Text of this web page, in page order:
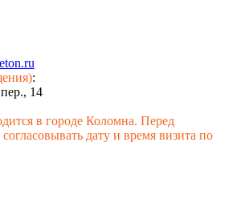
:
14
в городе Коломна. Перед
дату и время визита по